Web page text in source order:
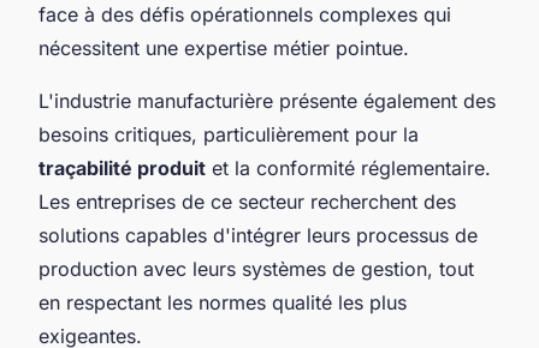
face à des défis opérationnels complexes qui
nécessitent une expertise métier pointue.
L'industrie manufacturière présente également des
besoins critiques, particulièrement pour la
traçabilité produit et la conformité réglementaire.
Les entreprises de ce secteur recherchent des
solutions capables d'intégrer leurs processus de
production avec leurs systèmes de gestion, tout
en respectant les normes qualité les plus
exigeantes.